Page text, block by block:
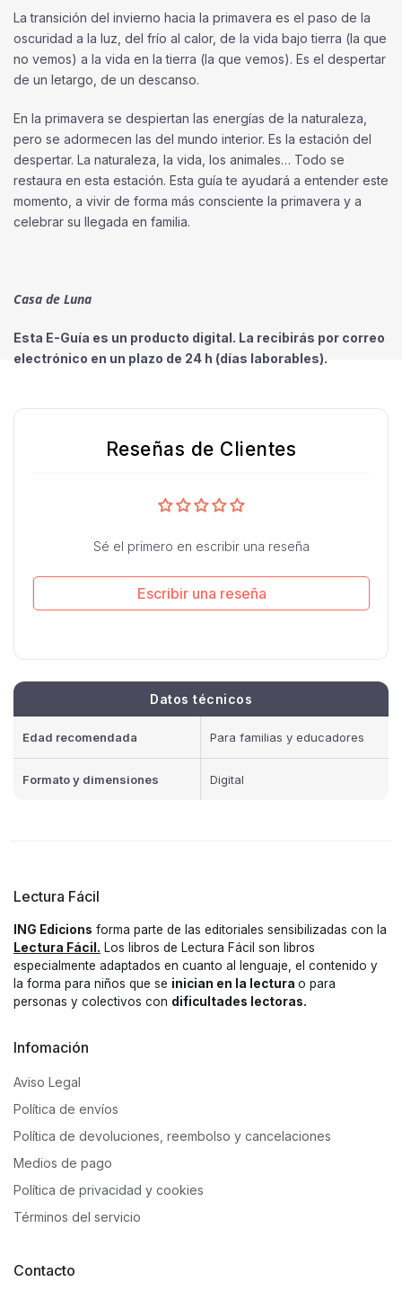
La transición del invierno hacia la primavera es el paso de la
oscuridad a la luz, del frío al calor, de la vida bajo tierra (la que
no vemos) a la vida en la tierra (la que vemos). Es el despertar
de un letargo, de un descanso.
En la primavera se despiertan las energías de la naturaleza,
pero se adormecen las del mundo interior. Es la estación del
despertar. La naturaleza, la vida, los animales… Todo se
restaura en esta estación. Esta guía te ayudará a entender este
momento, a vivir de forma más consciente la primavera y a
celebrar su llegada en familia.
Casa de Luna
Esta E-Guía es un producto digital. La recibirás por correo
electrónico en un plazo de 24 h (días laborables).
Reseñas de Clientes
Sé el primero en escribir una reseña
Escribir una reseña
Datos técnicos
Edad recomendada Para familias y educadores
Formato y dimensiones Digital
Lectura Fácil
ING Edicions forma parte de las editoriales sensibilizadas con la
Lectura Fácil. Los libros de Lectura Fácil son libros
especialmente adaptados en cuanto al lenguaje, el contenido y
la forma para niños que se inician en la lectura o para
personas y colectivos con dificultades lectoras.
Infomación
Aviso Legal
Política de envíos
Política de devoluciones, reembolso y cancelaciones
Medios de pago
Política de privacidad y cookies
Términos del servicio
Contacto